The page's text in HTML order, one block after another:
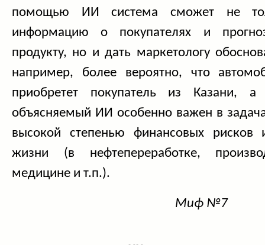
помощью ИИ система сможет не
информацию о покупателях и
продукту, но и дать маркетологу
например, более вероятно, что
приобретет покупатель из
объясняемый ИИ особенно важен в
высокой степенью финансовых рисков
жизни (в нефтепереработке,
медицине и т.п.).
Миф №7